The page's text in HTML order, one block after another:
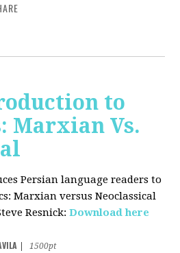
to
Marxian Vs.
Persian language readers to
Marxian versus Neoclassical
Resnick:Download here
1500pt